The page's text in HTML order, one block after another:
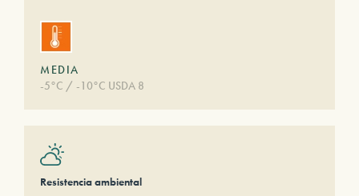
MEDIA
-5°C / -10°C USDA 8
Resistencia ambiental